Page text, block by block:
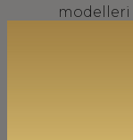
modelleri
lezzetiyle
Cake butik